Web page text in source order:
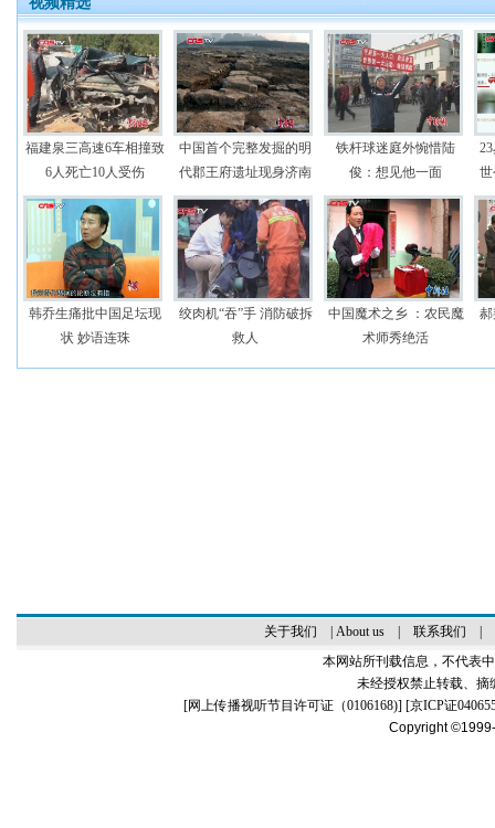
福建泉三高速6车相撞致
6人死亡10人受伤
中国首个完整发掘的明
代郡王府遗址现身济南
铁杆球迷庭外惋惜陆
俊：想见他一面
韩乔生痛批中国足坛现
状 妙语连珠
绞肉机“吞”手 消防破拆
救人
中国魔术之乡 ：农民魔
术师秀绝活
关于我们 About us| 联系我们
本网站所刊载信息，不代表
未经授权禁止转载、摘
[网上传播视听节目许可证（0106168)] [京ICP证
Copyright